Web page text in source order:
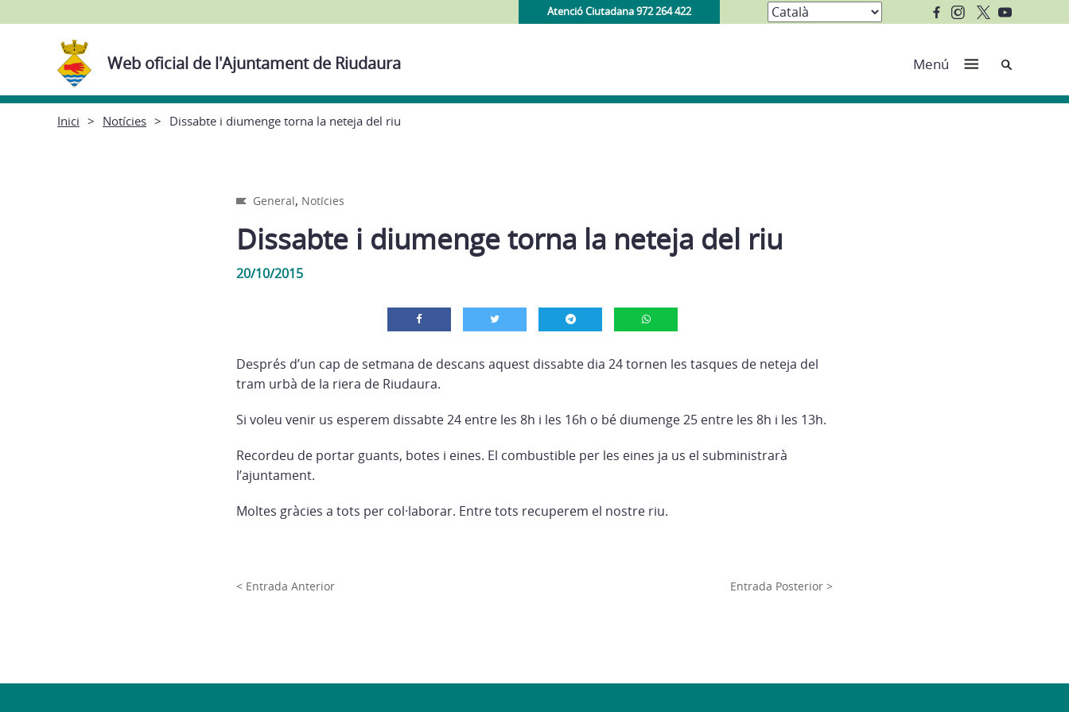
Atenció Ciutadana 972 264 422
Web oficial de l'Ajuntament de Riudaura Menú Cerca
Inici Notícies Dissabte i diumenge torna la neteja del riu
General, Notícies
Dissabte i diumenge torna la neteja del riu
20/10/2015
Després d’un cap de setmana de descans aquest dissabte dia 24 tornen les tasques de neteja del
tram urbà de la riera de Riudaura.
Si voleu venir us esperem dissabte 24 entre les 8h i les 16h o bé diumenge 25 entre les 8h i les 13h.
Recordeu de portar guants, botes i eines. El combustible per les eines ja us el subministrarà
l’ajuntament.
Moltes gràcies a tots per col·laborar. Entre tots recuperem el nostre riu.
< Entrada Anterior Entrada Posterior >